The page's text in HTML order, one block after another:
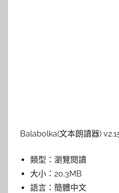
Balabolka(文本朗讀器)
類型： 瀏覽閱讀
大小： 20.3MB
語言： 簡體中文